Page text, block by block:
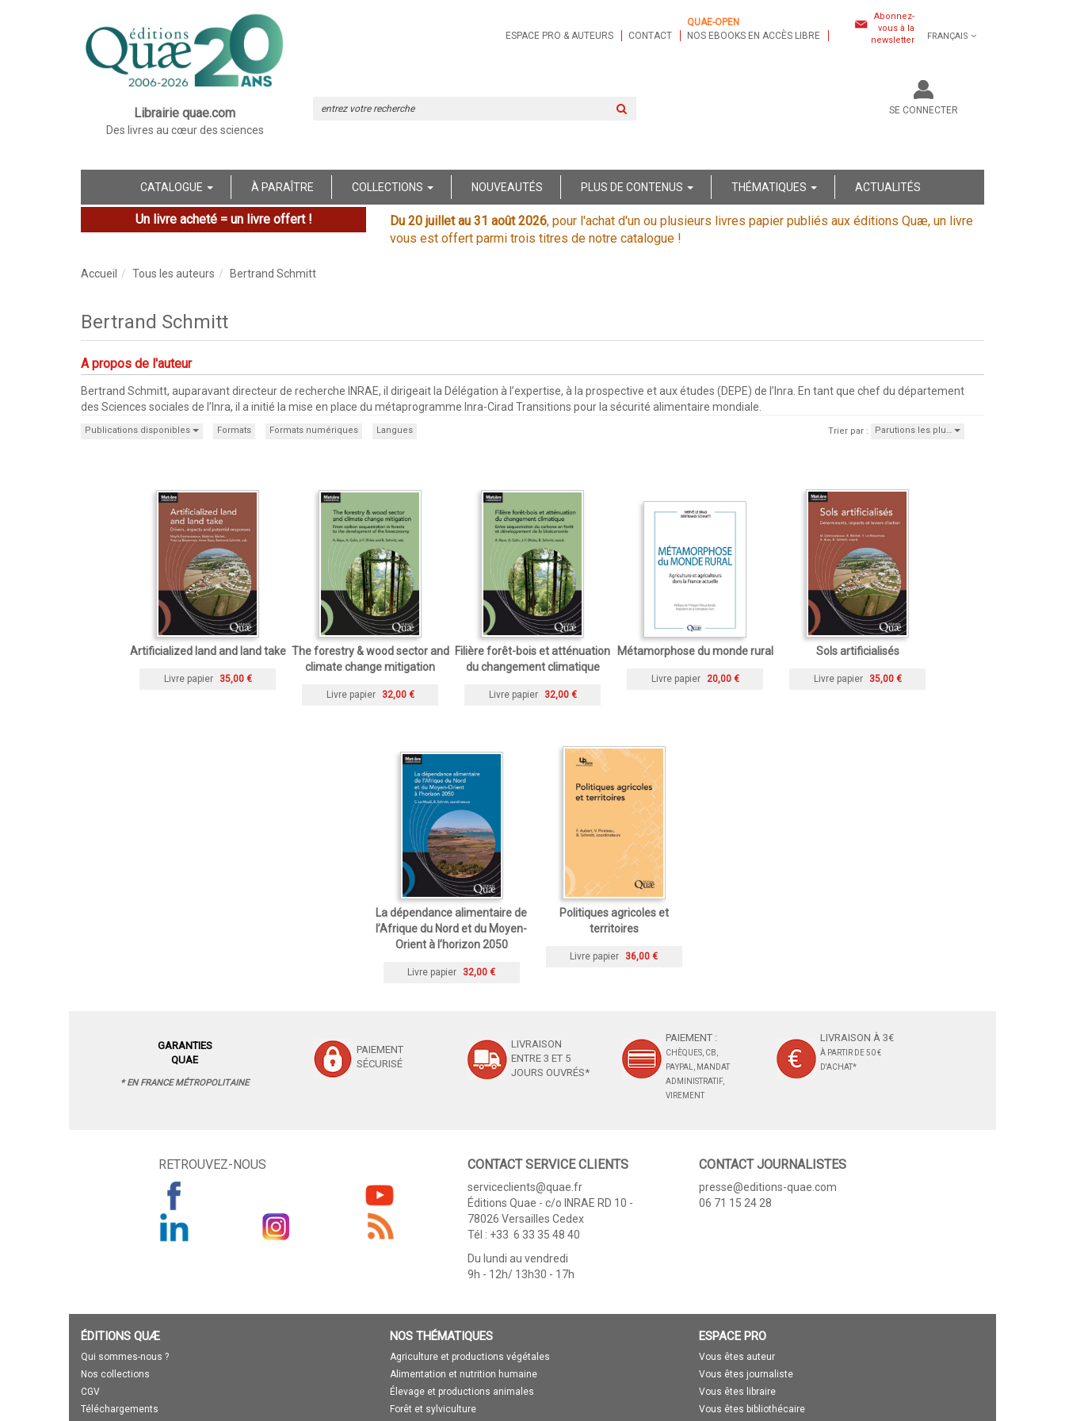
Librairie quae.com
Des livres au cœur des sciences
ESPACE PRO & AUTEURS CONTACT
QUAE-OPEN
NOS EBOOKS EN ACCÈS LIBRE
Abonnez-
vous à la
newsletter
FRANÇAIS
SE CONNECTER
CATALOGUE À PARAÎTRE COLLECTIONS NOUVEAUTÉS PLUS DE CONTENUS THÉMATIQUES ACTUALITÉS
Un livre acheté = un livre offert ! Du 20 juillet au 31 août 2026, pour l'achat d'un ou plusieurs livres papier publiés aux éditions Quæ, un livre
vous est offert parmi trois titres de notre catalogue !
Accueil Tous les auteurs Bertrand Schmitt
Bertrand Schmitt
A propos de l'auteur
Bertrand Schmitt, auparavant directeur de recherche INRAE, il dirigeait la Délégation à l’expertise, à la prospective et aux études (DEPE) de l’Inra. En tant que chef du département
des Sciences sociales de l’Inra, il a initié la mise en place du métaprogramme Inra-Cirad Transitions pour la sécurité alimentaire mondiale.
Publications disponibles Formats Formats numériques Langues Trier par : Parutions les plu…
Artificialized land and land take
Livre papier 35,00 €
The forestry & wood sector and
climate change mitigation
Livre papier 32,00 €
Filière forêt-bois et atténuation
du changement climatique
Livre papier 32,00 €
Métamorphose du monde rural
Livre papier 20,00 €
Sols artificialisés
Livre papier 35,00 €
La dépendance alimentaire de
l’Afrique du Nord et du Moyen-
Orient à l’horizon 2050
Livre papier 32,00 €
Politiques agricoles et
territoires
Livre papier 36,00 €
GARANTIES
QUAE
* EN FRANCE MÉTROPOLITAINE
PAIEMENT
SÉCURISÉ
LIVRAISON
ENTRE 3 ET 5
JOURS OUVRÉS*
PAIEMENT :
CHÈQUES, CB,
PAYPAL, MANDAT
ADMINISTRATIF,
VIREMENT
LIVRAISON À 3€
À PARTIR DE 50 €
D'ACHAT*
RETROUVEZ-NOUS CONTACT SERVICE CLIENTS
serviceclients@quae.fr
Éditions Quae - c/o INRAE RD 10 -
78026 Versailles Cedex
Tél : +33 6 33 35 48 40
Du lundi au vendredi
9h - 12h/ 13h30 - 17h
CONTACT JOURNALISTES
presse@editions-quae.com
06 71 15 24 28
ÉDITIONS QUÆ
Qui sommes-nous ?
Nos collections
CGV
Téléchargements
NOS THÉMATIQUES
Agriculture et productions végétales
Alimentation et nutrition humaine
Élevage et productions animales
Forêt et sylviculture
ESPACE PRO
Vous êtes auteur
Vous êtes journaliste
Vous êtes libraire
Vous êtes bibliothécaire